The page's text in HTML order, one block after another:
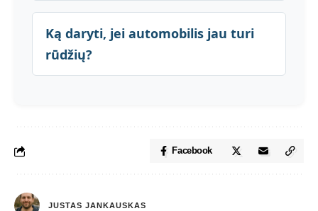
Ką daryti, jei automobilis jau turi
rūdžių?
Facebook
JUSTAS JANKAUSKAS